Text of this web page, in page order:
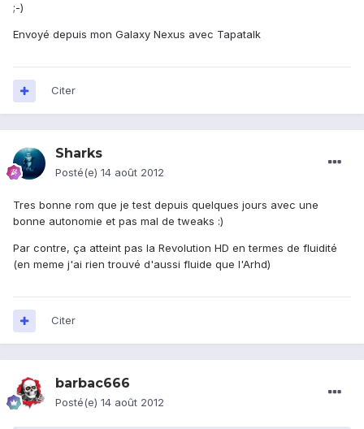
;-)
Envoyé depuis mon Galaxy Nexus avec Tapatalk
Citer
Sharks
Posté(e) 14 août 2012
Tres bonne rom que je test depuis quelques jours avec une
bonne autonomie et pas mal de tweaks :)
Par contre, ça atteint pas la Revolution HD en termes de fluidité
(en meme j'ai rien trouvé d'aussi fluide que l'Arhd)
Citer
barbac666
Posté(e) 14 août 2012